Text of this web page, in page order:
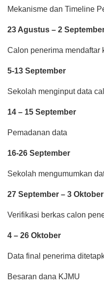
Mekanisme dan Timeline
23 Agustus – 2
Calon penerima mendaftar
5-13 September
Sekolah menginput data
14 – 15 September
Pemadanan data
16-26 September
Sekolah mengumumkan
27 September – 3 Oktober
Verifikasi berkas calon
4 – 26 Oktober
Data final penerima
Besaran dana KJMU